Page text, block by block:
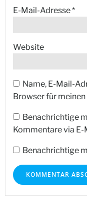
E-Mail-Adresse*
Website
Name, E-Mail-
Browser für
Benachrichtige
Kommentare via E-
Benachrichtige